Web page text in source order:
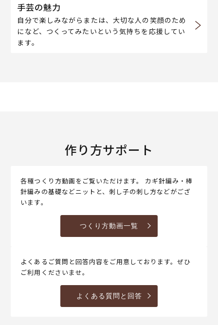
手芸の魅力
自分で楽しみながらまたは、大切な人の笑顔のため
になど、つくってみたいという気持ちを応援してい
ます。
作り方サポート
各種つくり方動画をご覧いただけます。 カギ針編み・棒
針編みの基礎などニットと、刺し子の刺し方などがござ
います。
つくり方動画一覧
よくあるご質問と回答内容をご用意しております。ぜひ
ご利用くださいませ。
よくある質問と回答